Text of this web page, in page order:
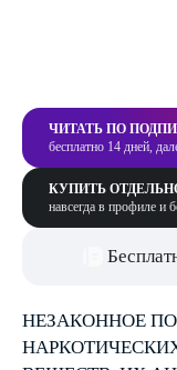
ЧИТАТЬ ПО
бесплатно 14 дней,
КУПИТЬ
навсегда в профиле и
НЕЗАКОННОЕ